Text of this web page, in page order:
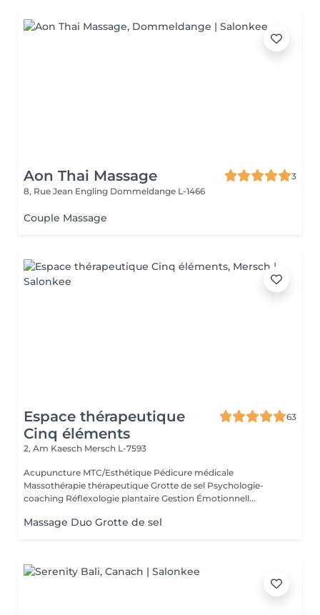
Aon Thai Massage
3
8, Rue Jean Engling Dommeldange L-1466
Couple Massage
Espace thérapeutique
Cinq éléments
63
2, Am Kaesch Mersch L-7593
Acupuncture MTC/Esthétique Pédicure médicale
Massothérapie thérapeutique Grotte de sel Psychologie-
coaching Réflexologie plantaire Gestion Émotionnell...
Massage Duo Grotte de sel